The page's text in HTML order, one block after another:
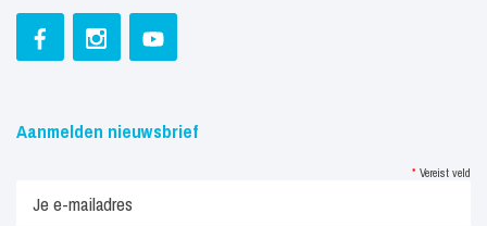
Aanmelden nieuwsbrief
* Vereist veld